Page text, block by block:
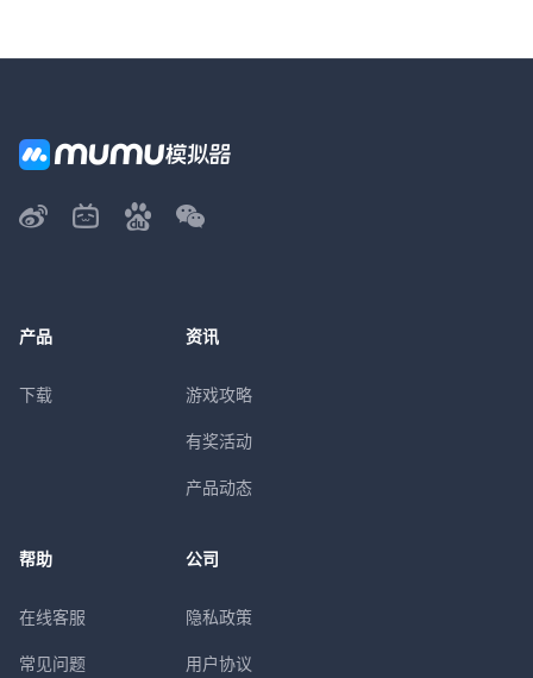
产品
下载
资讯
游戏攻略
有奖活动
产品动态
帮助
在线客服
常见问题
公司
隐私政策
用户协议